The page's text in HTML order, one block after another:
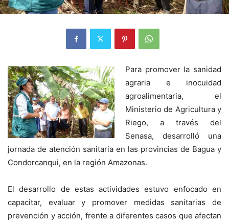
Para promover la sanidad
agraria e inocuidad
agroalimentaria, el
Ministerio de Agricultura y
Riego, a través del
Senasa, desarrolló una
jornada de atención sanitaria en las provincias de Bagua y
Condorcanqui, en la región Amazonas.
El desarrollo de estas actividades estuvo enfocado en
capacitar, evaluar y promover medidas sanitarias de
prevención y acción, frente a diferentes casos que afectan